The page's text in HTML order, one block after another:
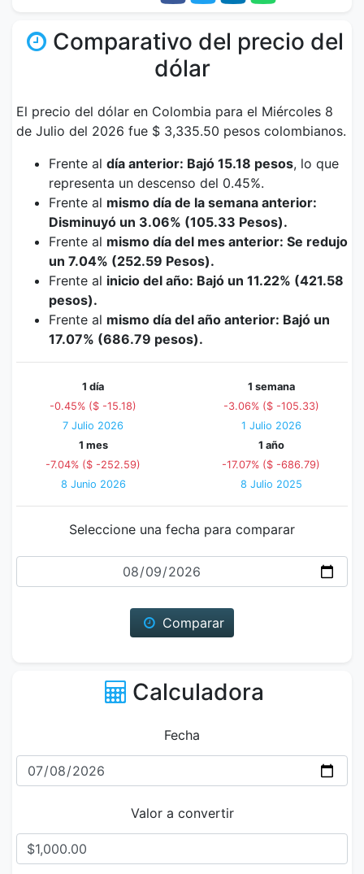
Comparativo del precio del
dólar
El precio del dólar en Colombia para el Miércoles 8
de Julio del 2026 fue $ 3,335.50 pesos colombianos.
Frente al día anterior: Bajó 15.18 pesos, lo que
representa un descenso del 0.45%.
Frente al mismo día de la semana anterior:
Disminuyó un 3.06% (105.33 Pesos).
Frente al mismo día del mes anterior: Se redujo
un 7.04% (252.59 Pesos).
Frente al inicio del año: Bajó un 11.22% (421.58
pesos).
Frente al mismo día del año anterior: Bajó un
17.07% (686.79 pesos).
1 día
-0.45% ($ -15.18)
7 Julio 2026
1 semana
-3.06% ($ -105.33)
1 Julio 2026
1 mes
-7.04% ($ -252.59)
8 Junio 2026
1 año
-17.07% ($ -686.79)
8 Julio 2025
Seleccione una fecha para comparar
Fecha
Comparar
Calculadora
Fecha
Valor a convertir